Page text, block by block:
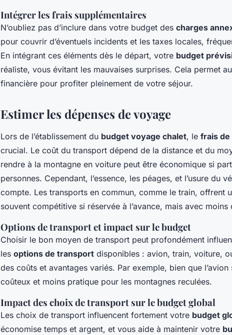
Intégrer les frais supplémentaires
N’oubliez pas d’inclure dans votre budget des charges
pour couvrir d’éventuels incidents et les taxes locales,
En intégrant ces éléments dès le départ, votre budget
réaliste, vous évitant les mauvaises surprises. Cela permet
financière pour profiter pleinement de votre séjour.
Estimer les dépenses de voyage
Lors de l’établissement du budget voyage chalet, le frais
crucial. Le coût du transport dépend de la distance et du
rendre à la montagne en voiture peut être économique si
personnes. Cependant, l’essence, les péages, et l’usure du
compte. Les transports en commun, comme le train, offrent
souvent compétitive si réservée à l’avance, mais avec
Options de transport et impact sur le budget
Choisir le bon moyen de transport peut profondément
les options de transport disponibles : avion, train, voiture,
des coûts et avantages variés. Par exemple, bien que
coûteux et moins pratique pour les montagnes reculées.
Impact des choix de transport sur le budget global
Les choix de transport influencent fortement votre budget
économise temps et argent, et vous aide à maintenir votre